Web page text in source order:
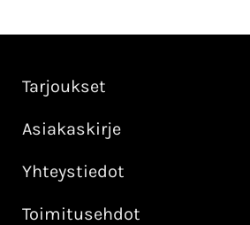
Tarjoukset
Asiakaskirje
Yhteystiedot
Toimitusehdot